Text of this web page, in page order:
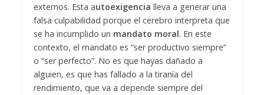
externos. Esta autoexigencia lleva a generar una
falsa culpabilidad porque el cerebro interpreta que
se ha incumplido un mandato moral. En este
contexto, el mandato es “ser productivo siempre”
o “ser perfecto”. No es que hayas dañado a
alguien, es que has fallado a la tiranía del
rendimiento, que va a depende siempre del